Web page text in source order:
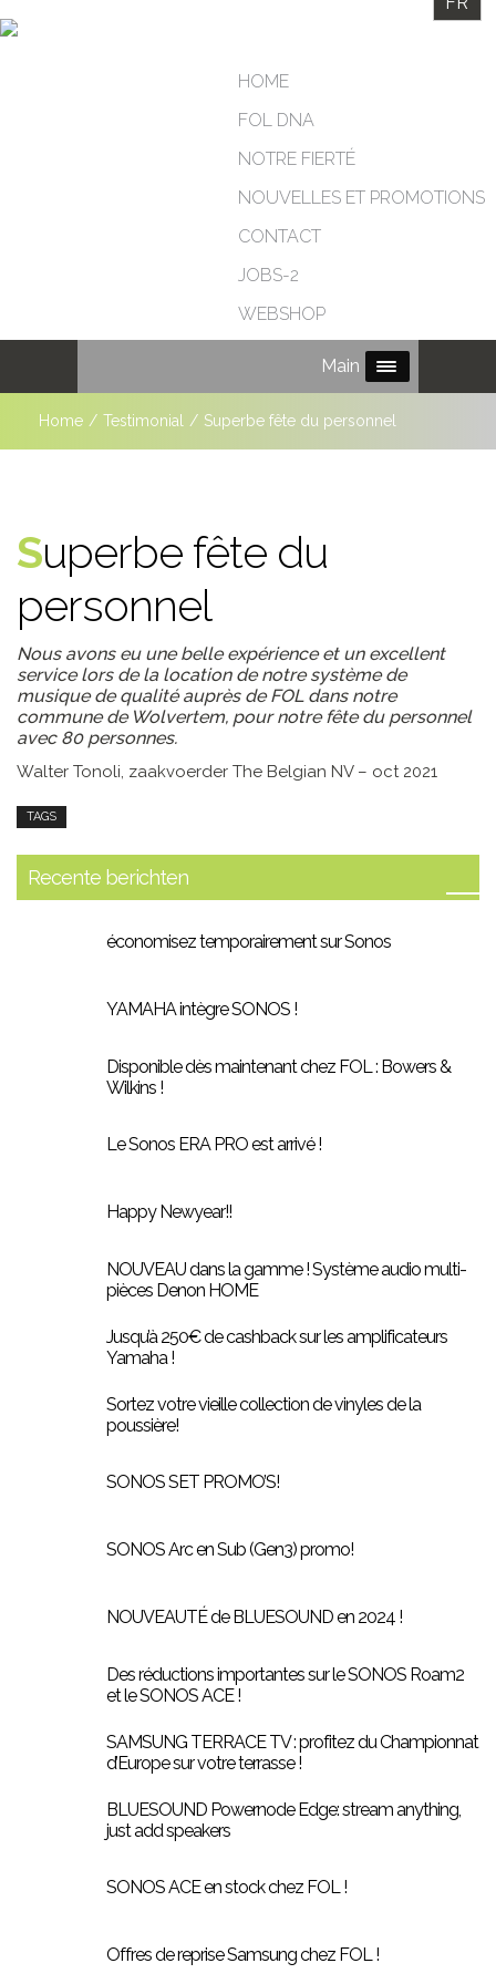
HOME
FOL DNA
NOTRE FIERTÉ
NOUVELLES ET PROMOTIONS
CONTACT
JOBS-2
WEBSHOP
Main Menu
Home / Testimonial / Superbe fête du personnel
Superbe fête du
personnel
Nous avons eu une belle expérience et un excellent
service lors de la location de notre système de
musique de qualité auprès de FOL dans notre
commune de Wolvertem, pour notre fête du personnel
avec 80 personnes.
Walter Tonoli, zaakvoerder The Belgian NV – oct 2021
TAGS
Recente berichten
économisez temporairement sur Sonos
YAMAHA intègre SONOS !
Disponible dès maintenant chez FOL : Bowers &
Wilkins !
Le Sonos ERA PRO est arrivé !
Happy Newyear!!
NOUVEAU dans la gamme ! Système audio multi-
pièces Denon HOME
Jusqu’à 250€ de cashback sur les amplificateurs
Yamaha !
Sortez votre vieille collection de vinyles de la
poussière!
SONOS SET PROMO’S!
SONOS Arc en Sub (Gen3) promo!
NOUVEAUTÉ de BLUESOUND en 2024 !
Des réductions importantes sur le SONOS Roam2
et le SONOS ACE !
SAMSUNG TERRACE TV : profitez du Championnat
d’Europe sur votre terrasse !
BLUESOUND Powernode Edge: stream anything,
just add speakers
SONOS ACE en stock chez FOL !
Offres de reprise Samsung chez FOL !